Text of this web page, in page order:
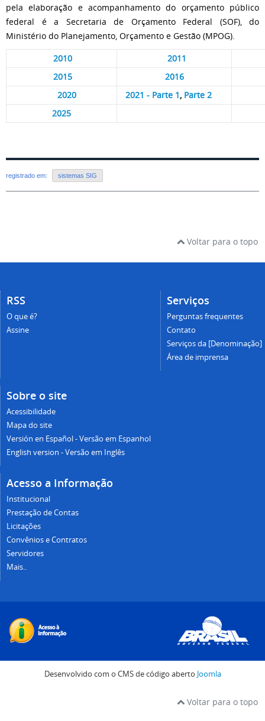
pela elaboração e acompanhamento do orçamento público
federal é a Secretaria de Orçamento Federal (SOF), do
Ministério do Planejamento, Orçamento e Gestão (MPOG).
2010
2011
2015
2016
2020
2021 - Parte 1, Parte 2
2025
registrado em: sistemas SIG
Voltar para o topo
Serviços
Perguntas frequentes
Contato
Serviços da [Denominação]
Área de imprensa
RSS
O que é?
Assine
Sobre o site
Acessibilidade
Mapa do site
Versión en Español - Versão em Espanhol
English version - Versão em Inglês
Acesso a Informação
Institucional
Prestação de Contas
Licitações
Convênios e Contratos
Servidores
Mais..
Desenvolvido com o CMS de código aberto Joomla
Voltar para o topo